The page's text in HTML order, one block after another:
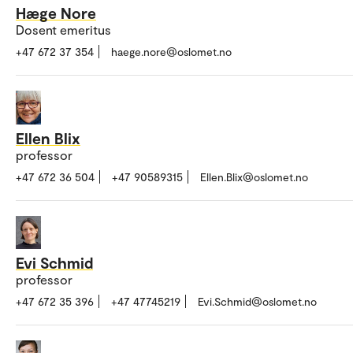
Hæge Nore
Dosent emeritus
+47 672 37 354 haege.nore@oslomet.no
Ellen Blix
professor
+47 672 36 504 +47 90589315 Ellen.Blix@oslomet.no
Evi Schmid
professor
+47 672 35 396 +47 47745219 Evi.Schmid@oslomet.no